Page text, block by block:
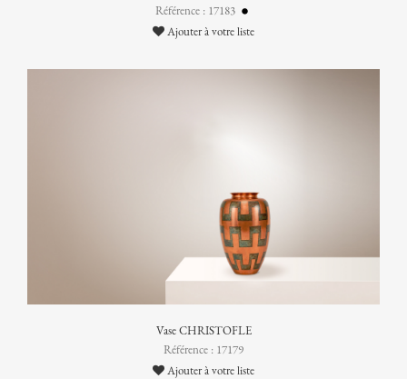
Référence : 17183
Ajouter à votre liste
Vase CHRISTOFLE
Référence : 17179
Ajouter à votre liste